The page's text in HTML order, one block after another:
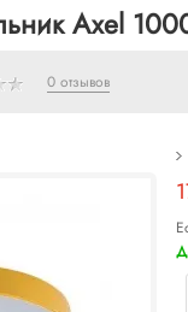
Axel
0 отзывов